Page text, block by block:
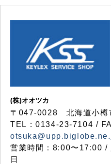
(株)オオツカ
〒047-0028 北海道小樽
TEL：0134-23-7104 /
営業時間：8:00〜17:00 /
日